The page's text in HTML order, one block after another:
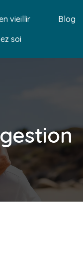
vieillir
soi
Blog